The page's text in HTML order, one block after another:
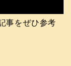
事をぜひ参考